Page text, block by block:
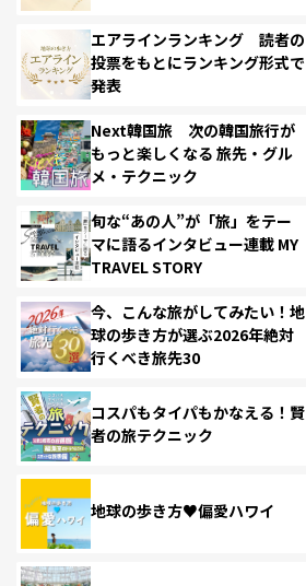
エアラインランキング 読者の
投票をもとにランキング形式で
発表
Next韓国旅 次の韓国旅行が
もっと楽しくなる 旅先・グル
メ・テクニック
旬な“あの人”が「旅」をテー
マに語るインタビュー連載 MY
TRAVEL STORY
今、こんな旅がしてみたい！地
球の歩き方が選ぶ2026年絶対
行くべき旅先30
コスパもタイパもかなえる！賢
者の旅テクニック
地球の歩き方♥偏愛ハワイ